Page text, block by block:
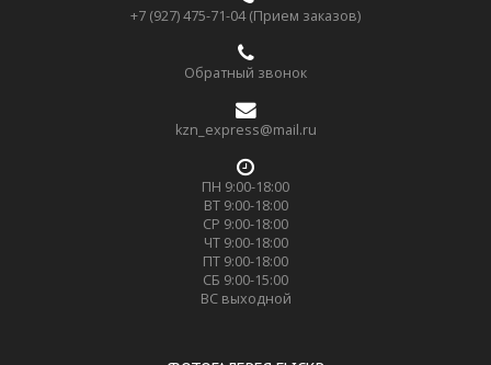
+7 (927) 475-71-04 (Прием заказов)
Обратный звонок
kzn_express@mail.ru
ПН 9:00-18:00
ВТ 9:00-18:00
СР 9:00-18:00
ЧТ 9:00-18:00
ПТ 9:00-18:00
СБ 9:00-15:00
ВС выходной